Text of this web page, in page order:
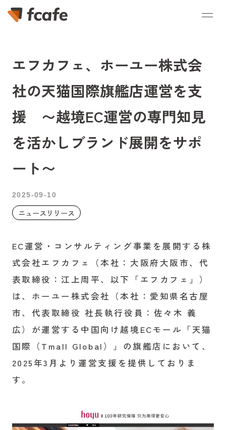
エフカフェ、ホーユー株式会
社の天猫国際旗艦店運営を支
援 〜越境EC運営の専門知見
を活かしブランド展開をサポ
ート〜
2025-09-10
ニュースリリース
EC運営・コンサルティング事業を展開する株
式会社エフカフェ（本社：大阪府大阪市、代
表取締役：江上周平、以下「エフカフェ」）
は、ホーユー株式会社（本社：愛知県名古屋
市、代表取締役 社長執行役員：佐々木 義
広）が運営する中国向け越境ECモール「天猫
国際（Tmall Global）」の旗艦店において、
2025年3月より運営支援を提供しておりま
す。